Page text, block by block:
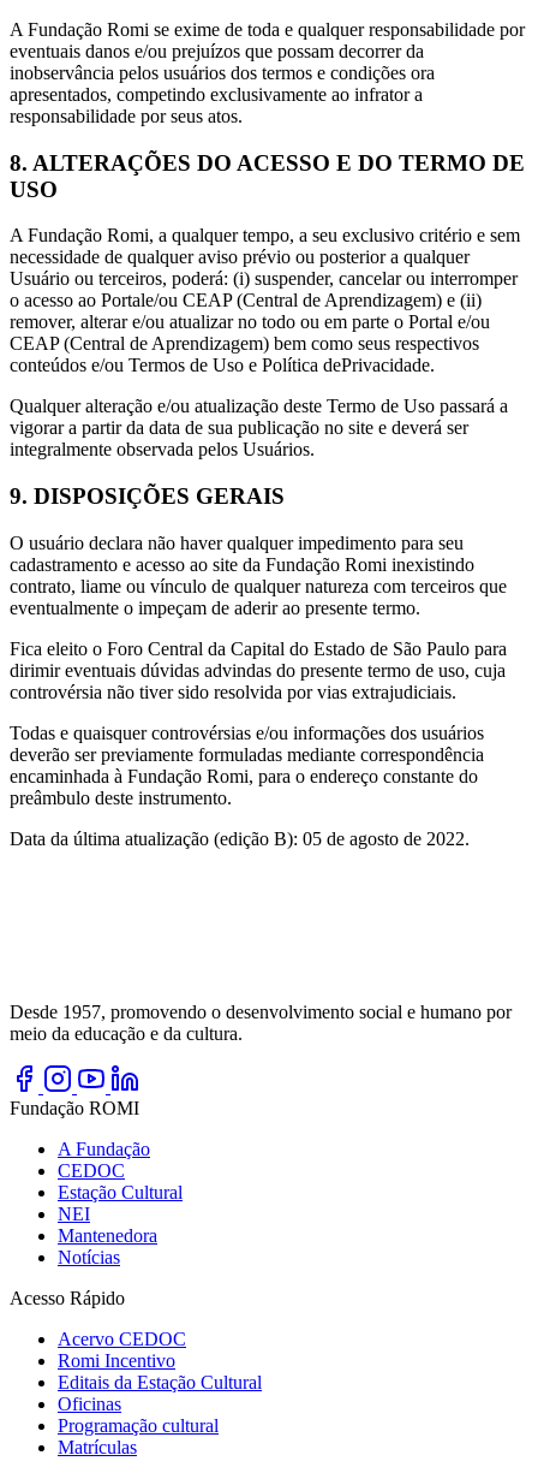
A Fundação Romi se exime de toda e qualquer responsabilidade por
eventuais danos e/ou prejuízos que possam decorrer da
inobservância pelos usuários dos termos e condições ora
apresentados, competindo exclusivamente ao infrator a
responsabilidade por seus atos.
8. ALTERAÇÕES DO ACESSO E DO TERMO DE
USO
A Fundação Romi, a qualquer tempo, a seu exclusivo critério e sem
necessidade de qualquer aviso prévio ou posterior a qualquer
Usuário ou terceiros, poderá: (i) suspender, cancelar ou interromper
o acesso ao Portale/ou CEAP (Central de Aprendizagem) e (ii)
remover, alterar e/ou atualizar no todo ou em parte o Portal e/ou
CEAP (Central de Aprendizagem) bem como seus respectivos
conteúdos e/ou Termos de Uso e Política dePrivacidade.
Qualquer alteração e/ou atualização deste Termo de Uso passará a
vigorar a partir da data de sua publicação no site e deverá ser
integralmente observada pelos Usuários.
9. DISPOSIÇÕES GERAIS
O usuário declara não haver qualquer impedimento para seu
cadastramento e acesso ao site da Fundação Romi inexistindo
contrato, liame ou vínculo de qualquer natureza com terceiros que
eventualmente o impeçam de aderir ao presente termo.
Fica eleito o Foro Central da Capital do Estado de São Paulo para
dirimir eventuais dúvidas advindas do presente termo de uso, cuja
controvérsia não tiver sido resolvida por vias extrajudiciais.
Todas e quaisquer controvérsias e/ou informações dos usuários
deverão ser previamente formuladas mediante correspondência
encaminhada à Fundação Romi, para o endereço constante do
preâmbulo deste instrumento.
Data da última atualização (edição B): 05 de agosto de 2022.
Desde 1957, promovendo o desenvolvimento social e humano por
meio da educação e da cultura.
Fundação ROMI
A Fundação
CEDOC
Estação Cultural
NEI
Mantenedora
Notícias
Acesso Rápido
Acervo CEDOC
Romi Incentivo
Editais da Estação Cultural
Oficinas
Programação cultural
Matrículas